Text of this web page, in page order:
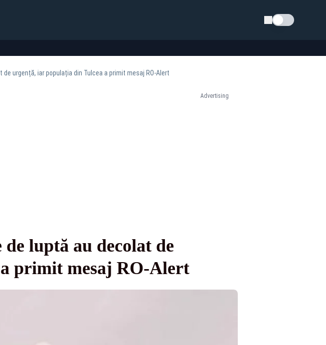
Schimba tema
urgență, iar populația din Tulcea a primit mesaj RO-Alert
Advertising
luptă au decolat de
primit mesaj RO-Alert